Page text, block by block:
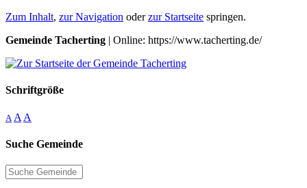
Zum Inhalt, zur Navigation oderzur Startseite springen.
Gemeinde Tacherting | Online: https://www.tacherting.de/
Schriftgröße
A A A
Suche Gemeinde